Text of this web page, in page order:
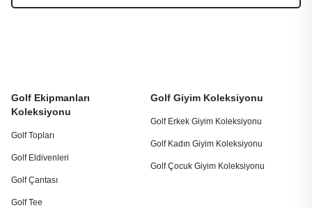
Golf Ekipmanları
Koleksiyonu
Golf Topları
Golf Eldivenleri
Golf Çantası
Golf Tee
Golf Giyim Koleksiyonu
Golf Erkek Giyim Koleksiyonu
Golf Kadın Giyim Koleksiyonu
Golf Çocuk Giyim Koleksiyonu